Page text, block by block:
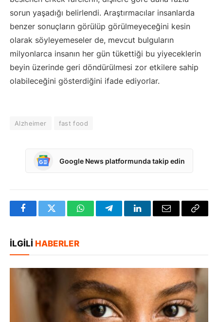
sorun yaşadığı belirlendi. Araştırmacılar insanlarda
benzer sonuçların görülüp görülmeyeceğini kesin
olarak söyleyemeseler de, mevcut bulguların
milyonlarca insanın her gün tükettiği bu yiyeceklerin
beyin üzerinde geri döndürülmesi zor etkilere sahip
olabileceğini gösterdiğini ifade ediyorlar.
Alzheimer fast food
Google News platformunda takip edin
FacebookTwitter WhatsAppTelegramLinkedInE-
İLGILI HABERLER